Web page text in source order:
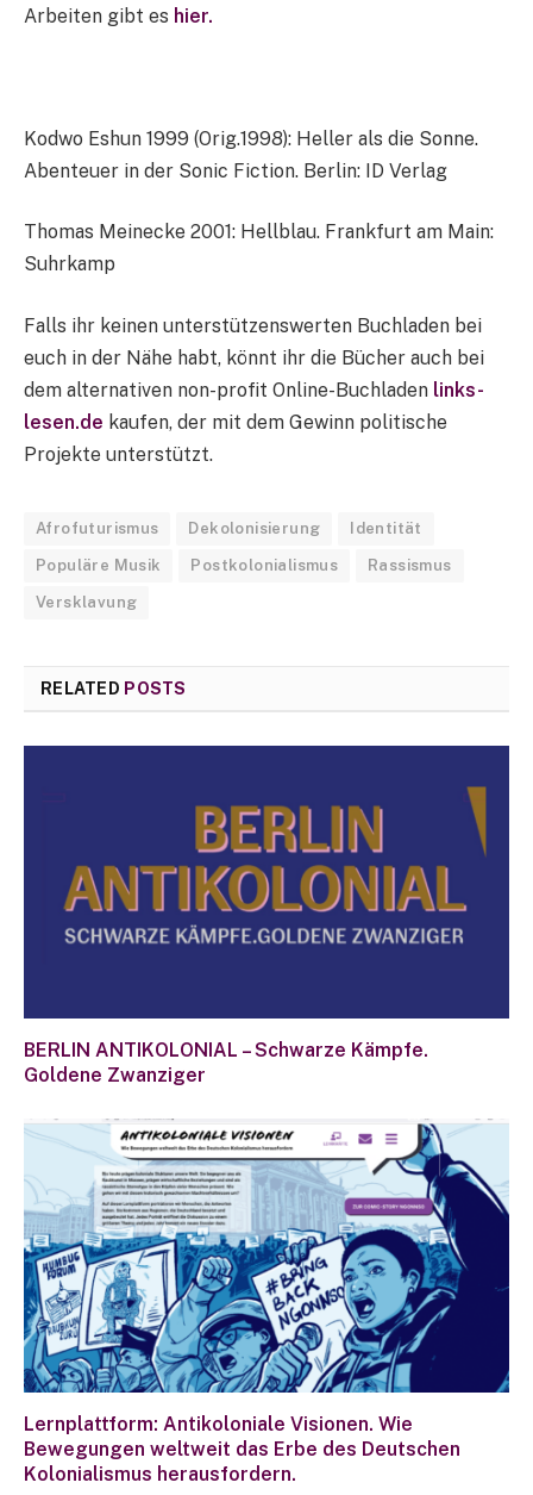
Arbeiten gibt es hier.
Kodwo Eshun 1999 (Orig.1998): Heller als die Sonne.
Abenteuer in der Sonic Fiction. Berlin: ID Verlag
Thomas Meinecke 2001: Hellblau. Frankfurt am Main:
Suhrkamp
Falls ihr keinen unterstützenswerten Buchladen bei
euch in der Nähe habt, könnt ihr die Bücher auch bei
dem alternativen non-profit Online-Buchladen links-
lesen.de kaufen, der mit dem Gewinn politische
Projekte unterstützt.
Afrofuturismus Dekolonisierung Identität
Populäre Musik Postkolonialismus Rassismus
Versklavung
RELATED POSTS
BERLIN ANTIKOLONIAL – Schwarze Kämpfe.
Goldene Zwanziger
Lernplattform: Antikoloniale Visionen. Wie
Bewegungen weltweit das Erbe des Deutschen
Kolonialismus herausfordern.